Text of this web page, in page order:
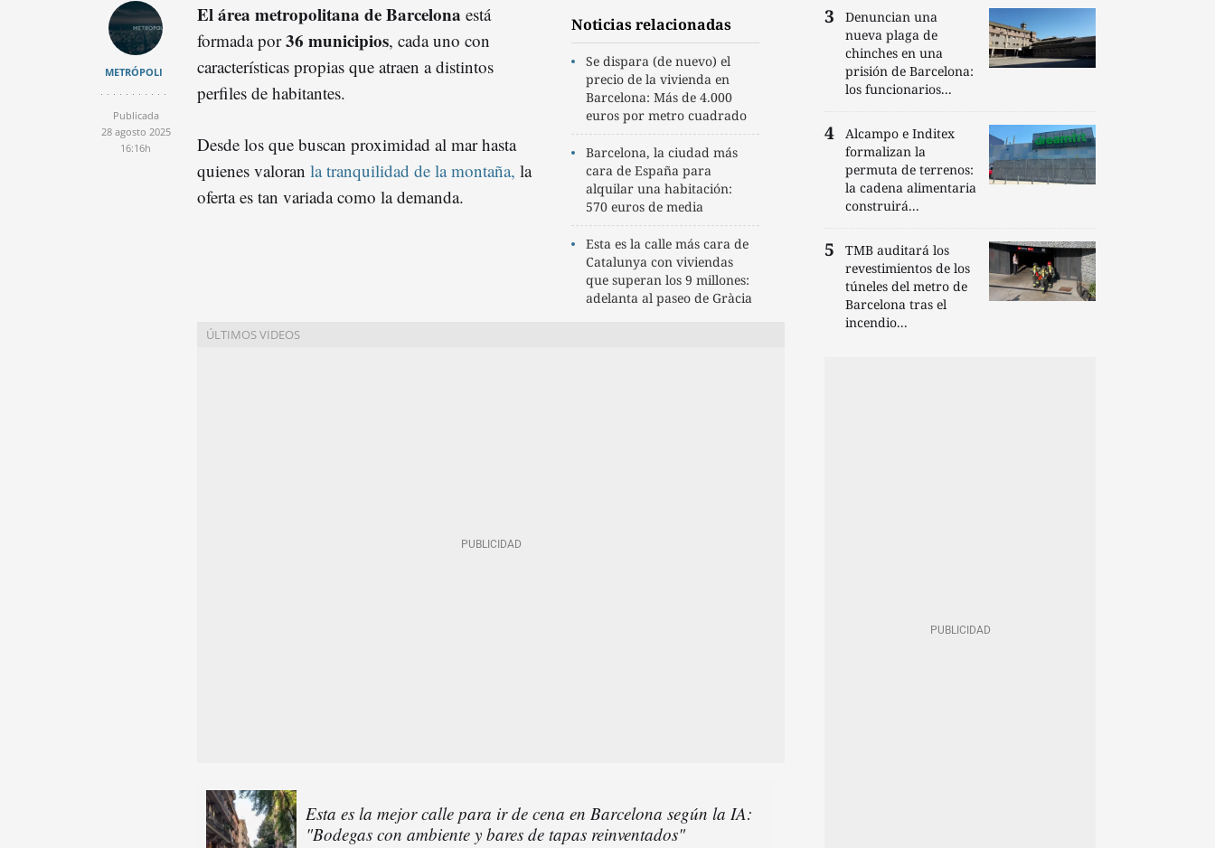
METRÓPOLI
Publicada
28 agosto 2025
16:16h
Noticias relacionadas
Se dispara (de nuevo) el
precio de la vivienda en
Barcelona: Más de 4.000
euros por metro cuadrado
Barcelona, la ciudad más
cara de España para
alquilar una habitación:
570 euros de media
Esta es la calle más cara de
Catalunya con viviendas
que superan los 9 millones:
adelanta al paseo de Gràcia
El área metropolitana de Barcelona está
formada por36 municipios, cada uno con
características propias que atraen a distintos
perfiles de habitantes.
Desde los que buscan proximidad al mar hasta
quienes valoran la tranquilidad de la montaña, la
oferta es tan variada como la demanda.
Esta es la mejor calle para ir de cena en Barcelona según la IA:
"Bodegas con ambiente y bares de tapas reinventados"
Denuncian una
nueva plaga de
chinches en una
prisión de Barcelona:
los funcionarios...
Alcampo e Inditex
formalizan la
permuta de terrenos:
la cadena alimentaria
construirá...
TMB auditará los
revestimientos de los
túneles del metro de
Barcelona tras el
incendio...